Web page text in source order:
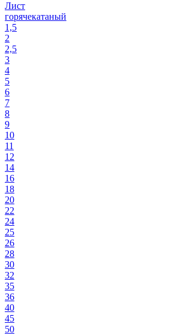
Лист
горячекатаный
1,5
2
2,5
3
4
5
6
7
8
9
10
11
12
14
16
18
20
22
24
25
26
28
30
32
35
36
40
45
50